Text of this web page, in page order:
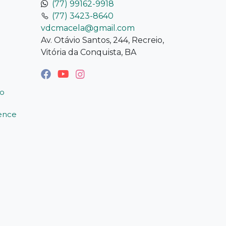
(77) 99162-9918
(77) 3423-8640
vdcmacela@gmail.com
Av. Otávio Santos, 244, Recreio,
Vitória da Conquista, BA